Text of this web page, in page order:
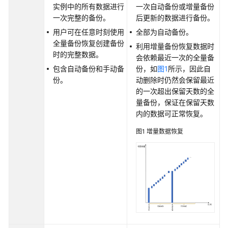
实例中的所有数据进行
一次完整的备份。
用户可在任意时刻使用
全量备份恢复创建备份
时的完整数据。
包含自动备份和手动备
份。
一次自动备份或增量备份
后更新的数据进行备份。
全部为自动备份。
利用增量备份恢复数据时
会依赖最近一次的全量备
份，如图1所示，因此自
动删除时仍然会保留最近
的一次超出保留天数的全
量备份，保证在保留天数
内的数据可正常恢复。
图1 增量数据恢复